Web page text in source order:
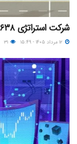
شرکت استراتژی ۱٬۶۳۸ بیت کوین فروخت!